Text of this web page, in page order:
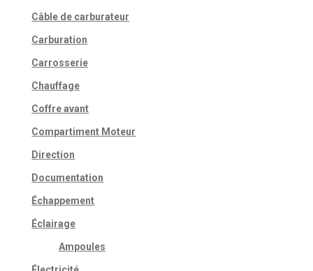
Câble de carburateur
Carburation
Carrosserie
Chauffage
Coffre avant
Compartiment Moteur
Direction
Documentation
Échappement
Éclairage
Ampoules